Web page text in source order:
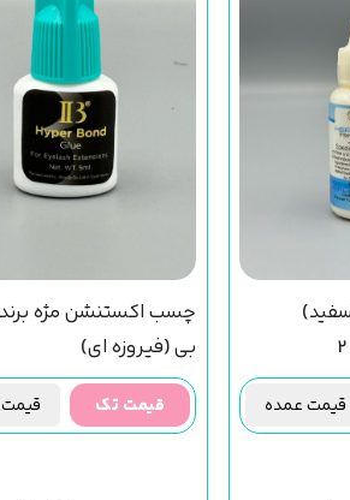
قیمت عمده
بی (فیروزه ای)
قیمت تک قیمت عمده